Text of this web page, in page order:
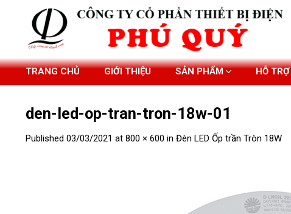
TRANG CHỦ GIỚI THIỆU SẢN PHẨM HỖ TRỢ
den-led-op-tran-tron-18w-01
Published 03/03/2021 at 800 × 600 in Đèn LED Ốp trần Tròn 18W